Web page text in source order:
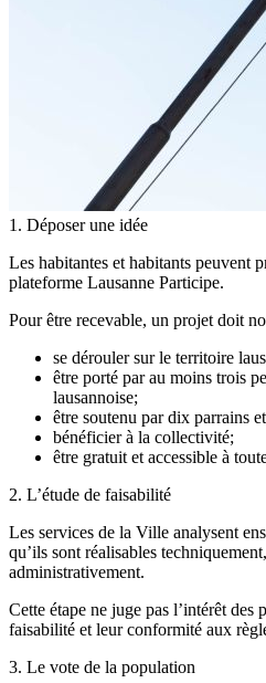
1. Déposer une idée
Les habitantes et habitants peuvent
plateforme Lausanne Participe.
Pour être recevable, un projet doit
se dérouler sur le territoire
être porté par au moins trois
lausannoise;
être soutenu par dix parrains
bénéficier à la collectivité;
être gratuit et accessible à
2. L’étude de faisabilité
Les services de la Ville analysent
qu’ils sont réalisables
administrativement.
Cette étape ne juge pas l’intérêt des
faisabilité et leur conformité aux
3. Le vote de la population